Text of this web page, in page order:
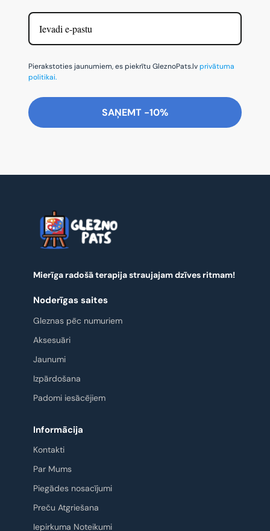
Pierakstoties jaunumiem, es piekrītu GleznoPats.lvprivātuma
politikai.
SAŅEMT -10%
Mierīga radošā terapija straujajam dzīves ritmam!
Noderīgas saites
Gleznas pēc numuriem
Aksesuāri
Jaunumi
Izpārdošana
Padomi iesācējiem
Informācija
Kontakti
Par Mums
Piegādes nosacījumi
Preču Atgriešana
Iepirkuma Noteikumi